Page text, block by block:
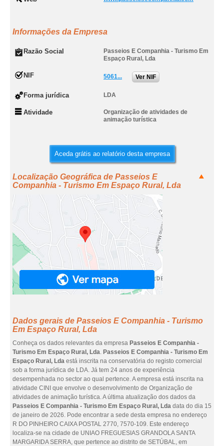
Informações da Empresa
Razão Social
Passeios E Companhia - Turismo Em
Espaço Rural, Lda
NIF 5061... Ver NIF
Forma jurídica LDA
Atividade
Organização de atividades de
animação turística
Aceda grátis ao relatório desta empresa
Localização Geográfica de Passeios E
Companhia - Turismo Em Espaço Rural, Lda
Dados gerais de Passeios E Companhia - Turismo
Em Espaço Rural, Lda
Conheça os dados relevantes da empresa Passeios E Companhia -
Turismo Em Espaço Rural, Lda. Passeios E Companhia - Turismo Em
Espaço Rural, Lda está inscrita na conservatória do registo comercial
sob a forma jurídica de LDA. Já tem 24 anos de experiência
desempenhada no sector ao qual pertence. A empresa está inscrita na
atividade CINI que envolve o desenvolvimento de Organização de
atividades de animação turística. A última atualização dos dados da
Passeios E Companhia - Turismo Em Espaço Rural, Lda data do dia 15
de janeiro de 2026. Pode encontrar a sede desta empresa no endereço
R DO PINHEIRO CAIXA POSTAL 2770, 7570-109. Este endereço
localiza-se na cidade de UNIAO FREGUESIAS GRANDOLA SANTA
MARGARIDA SERRA, que pertence ao distrito de SETÚBAL, em